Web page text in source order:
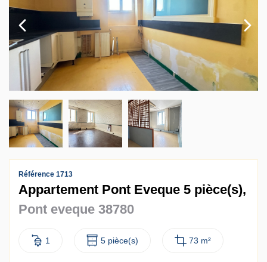
Nos agences
Estimation
Contact
Accès clients
Référence 1713
Appartement Pont Eveque 5 pièce(s),
Pont eveque 38780
1 5 pièce(s) 73 m²